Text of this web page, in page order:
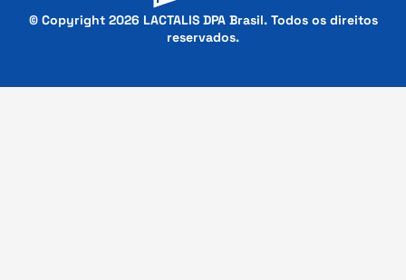
© Copyright 2026 LACTALIS DPA Brasil. Todos os direitos
reservados.